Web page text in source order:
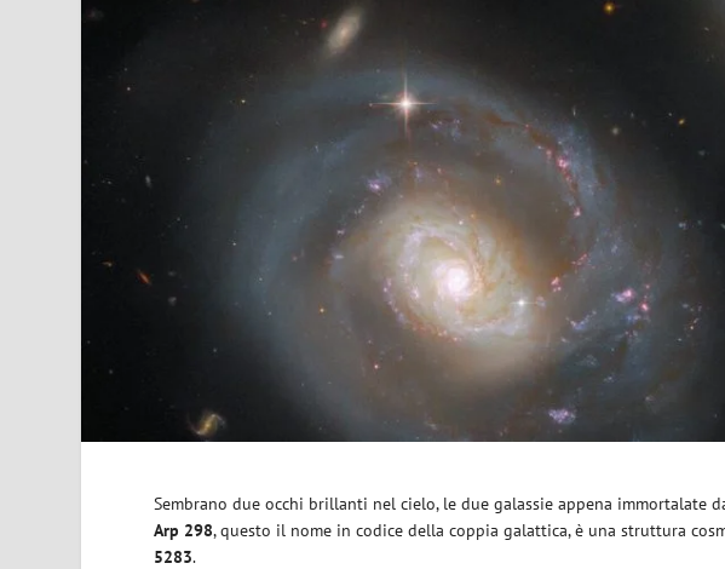
Sembrano due occhi brillanti nel cielo, le due galassie appena immortalate
Arp 298, questo il nome in codice della coppia galattica, è una struttura
5283.